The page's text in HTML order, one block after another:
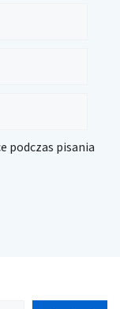
podczas pisania